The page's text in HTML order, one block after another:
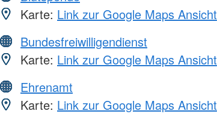
Karte: Link zur Google Maps Ansicht
Bundesfreiwilligendienst
Karte: Link zur Google Maps Ansicht
Ehrenamt
Karte: Link zur Google Maps Ansicht